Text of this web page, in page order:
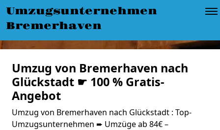
Umzugsunternehmen
Bremerhaven
Umzug von Bremerhaven nach
Glückstadt ☛ 100 % Gratis-
Angebot
Umzug von Bremerhaven nach Glückstadt : Top-
Umzugsunternehmen ➨ Umzüge ab 84€ –